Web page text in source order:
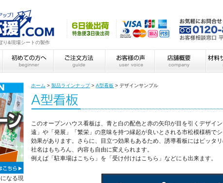
&現場シートの製作
ホーム > 製品ラインナップ> A型看板 > デザインサンプル
このオープンハウス看板は、青と白の配色と赤の矢印が目を引くデザイ
遠」や「発展」「繁栄」の意味を持つ縁起が良いとされる市松模様柄で
効果があります。さらに、目立つ効果もあるため、誘導看板にはピッタリ
社名はもちろん、内容も自由に変えられます。
例えば「駐車場はこちら」を「受け付けはこちら」などにも出来ます。
なる現